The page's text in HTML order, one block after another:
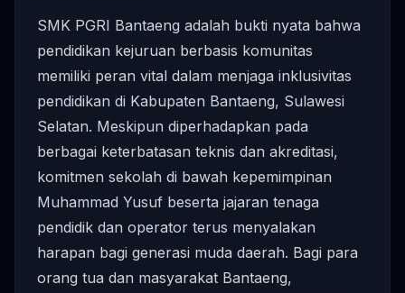
SMK PGRI Bantaeng adalah bukti nyata bahwa
pendidikan kejuruan berbasis komunitas
memiliki peran vital dalam menjaga inklusivitas
pendidikan di Kabupaten Bantaeng, Sulawesi
Selatan. Meskipun diperhadapkan pada
berbagai keterbatasan teknis dan akreditasi,
komitmen sekolah di bawah kepemimpinan
Muhammad Yusuf beserta jajaran tenaga
pendidik dan operator terus menyalakan
harapan bagi generasi muda daerah. Bagi para
orang tua dan masyarakat Bantaeng,